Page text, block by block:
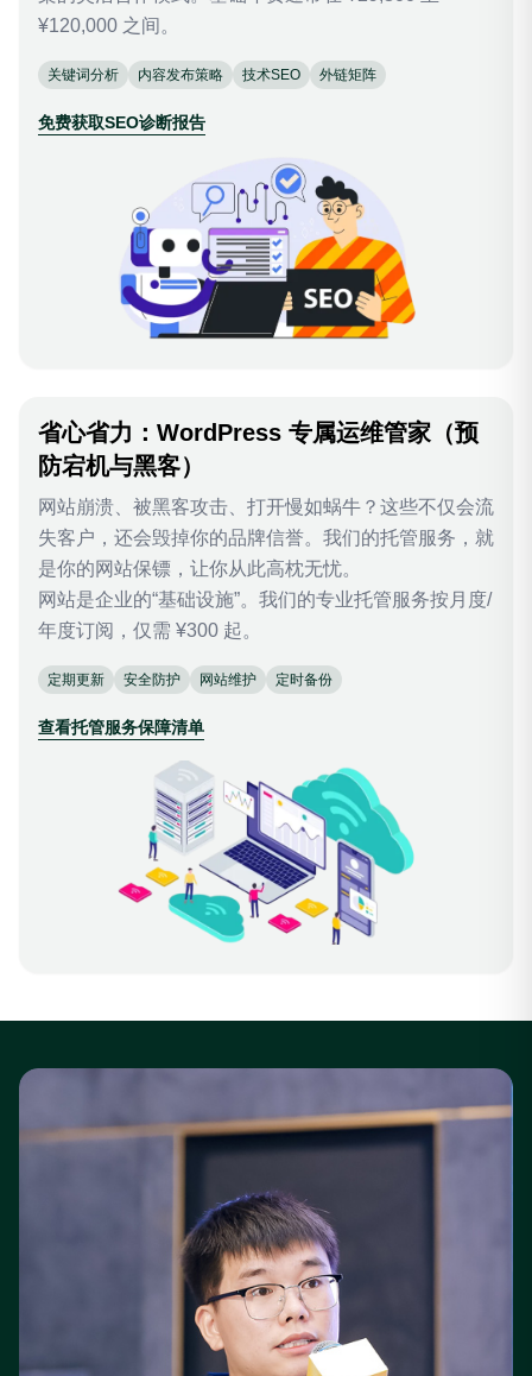
¥120,000​ 之间。
关键词分析 内容发布策略 技术SEO 外链矩阵
免费获取SEO诊断报告
省心省力：WordPress 专属运维管家（预
防宕机与黑客）
网站崩溃、被黑客攻击、打开慢如蜗牛？这些不仅会流
失客户，还会毁掉你的品牌信誉。我们的托管服务，就
是你的网站保镖，让你从此高枕无忧。
网站是企业的“基础设施”。我们的专业托管服务按月度/
年度订阅，仅需 ¥300 起。
定期更新 安全防护 网站维护 定时备份
查看托管服务保障清单